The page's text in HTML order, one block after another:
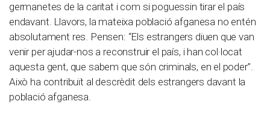
germanetes de la caritat i com si poguessin tirar el país
endavant. Llavors, la mateixa població afganesa no entén
absolutament res. Pensen: “Els estrangers diuen que van
venir per ajudar-nos a reconstruir el país, i han col·locat
aquesta gent, que sabem que són criminals, en el poder”.
Això ha contribuït al descrèdit dels estrangers davant la
població afganesa.